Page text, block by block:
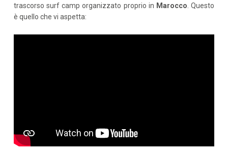
trascorso surf camp organizzato proprio in Marocco. Questo
è quello che vi aspetta: